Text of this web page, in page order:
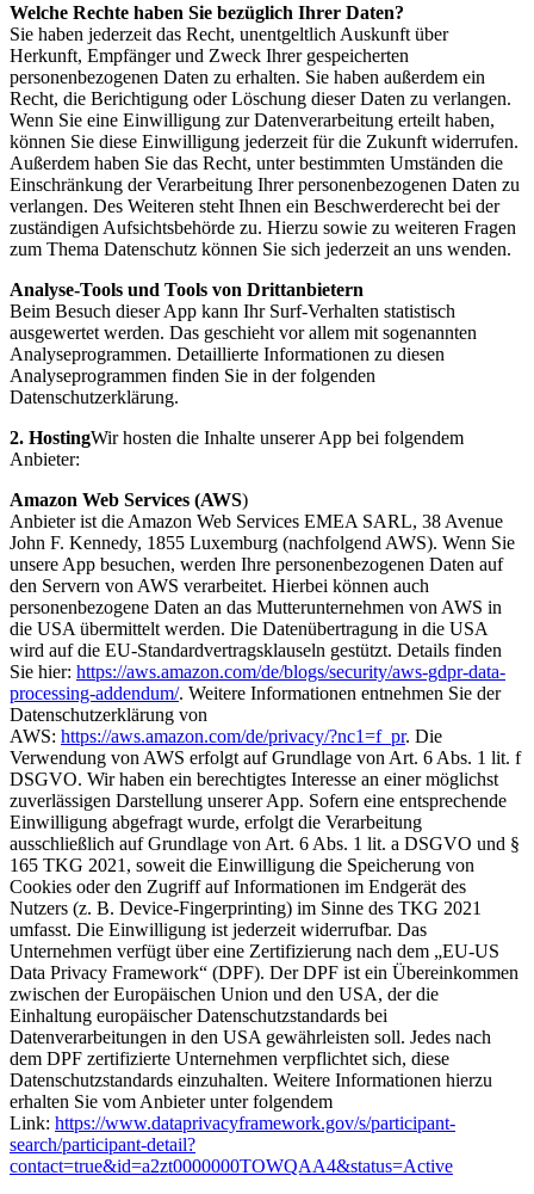
Welche Rechte haben Sie bezüglich Ihrer Daten?
Sie haben jederzeit das Recht, unentgeltlich Auskunft über
Herkunft, Empfänger und Zweck Ihrer gespeicherten
personenbezogenen Daten zu erhalten. Sie haben außerdem ein
Recht, die Berichtigung oder Löschung dieser Daten zu verlangen.
Wenn Sie eine Einwilligung zur Datenverarbeitung erteilt haben,
können Sie diese Einwilligung jederzeit für die Zukunft widerrufen.
Außerdem haben Sie das Recht, unter bestimmten Umständen die
Einschränkung der Verarbeitung Ihrer personenbezogenen Daten zu
verlangen. Des Weiteren steht Ihnen ein Beschwerderecht bei der
zuständigen Aufsichtsbehörde zu. Hierzu sowie zu weiteren Fragen
zum Thema Datenschutz können Sie sich jederzeit an uns wenden.
Analyse-Tools und Tools von Drittanbietern
Beim Besuch dieser App kann Ihr Surf-Verhalten statistisch
ausgewertet werden. Das geschieht vor allem mit sogenannten
Analyseprogrammen. Detaillierte Informationen zu diesen
Analyseprogrammen finden Sie in der folgenden
Datenschutzerklärung.
2. HostingWir hosten die Inhalte unserer App bei folgendem
Anbieter:
Amazon Web Services (AWS)
Anbieter ist die Amazon Web Services EMEA SARL, 38 Avenue
John F. Kennedy, 1855 Luxemburg (nachfolgend AWS). Wenn Sie
unsere App besuchen, werden Ihre personenbezogenen Daten auf
den Servern von AWS verarbeitet. Hierbei können auch
personenbezogene Daten an das Mutterunternehmen von AWS in
die USA übermittelt werden. Die Datenübertragung in die USA
wird auf die EU-Standardvertragsklauseln gestützt. Details finden
Sie hier: https://aws.amazon.com/de/blogs/security/aws-gdpr-data-
processing-addendum/. Weitere Informationen entnehmen Sie der
Datenschutzerklärung von
AWS: https://aws.amazon.com/de/privacy/?nc1=f_pr. Die
Verwendung von AWS erfolgt auf Grundlage von Art. 6 Abs. 1 lit. f
DSGVO. Wir haben ein berechtigtes Interesse an einer möglichst
zuverlässigen Darstellung unserer App. Sofern eine entsprechende
Einwilligung abgefragt wurde, erfolgt die Verarbeitung
ausschließlich auf Grundlage von Art. 6 Abs. 1 lit. a DSGVO und §
165 TKG 2021, soweit die Einwilligung die Speicherung von
Cookies oder den Zugriff auf Informationen im Endgerät des
Nutzers (z. B. Device-Fingerprinting) im Sinne des TKG 2021
umfasst. Die Einwilligung ist jederzeit widerrufbar. Das
Unternehmen verfügt über eine Zertifizierung nach dem „EU-US
Data Privacy Framework“ (DPF). Der DPF ist ein Übereinkommen
zwischen der Europäischen Union und den USA, der die
Einhaltung europäischer Datenschutzstandards bei
Datenverarbeitungen in den USA gewährleisten soll. Jedes nach
dem DPF zertifizierte Unternehmen verpflichtet sich, diese
Datenschutzstandards einzuhalten. Weitere Informationen hierzu
erhalten Sie vom Anbieter unter folgendem
Link: https://www.dataprivacyframework.gov/s/participant-
search/participant-detail?
contact=true&id=a2zt0000000TOWQAA4&status=Active